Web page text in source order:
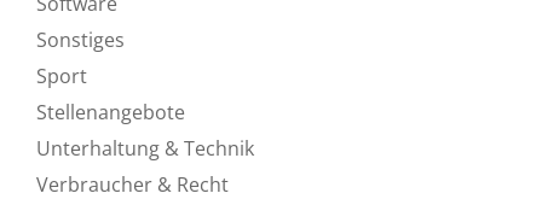
Sonstiges
Sport
Stellenangebote
Unterhaltung & Technik
Verbraucher & Recht